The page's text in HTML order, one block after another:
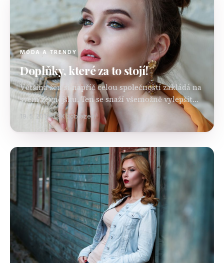
MÓDA A TRENDY
Doplňky, které za to stojí!
Většina žen si napříč celou společností zakládá na
svém zevnějšku. Ten se snaží všemožně vylepšit
pomocí kosmetických přípravků, módního
oblečení a samozřejmě také doplňků, které
všechny ostatní komponenty jejich snažení…
19. 5. 2019 5.8K zobrazení